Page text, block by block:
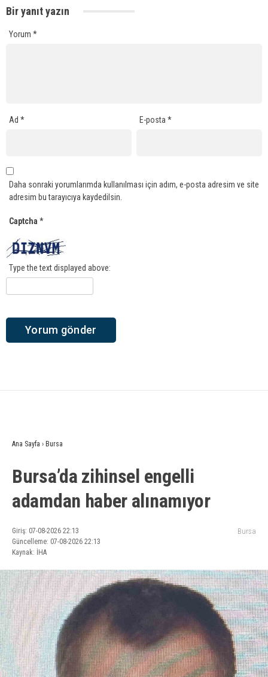
Bir yanıt yazın
Yorum *
Ad * E-posta*
Daha sonraki yorumlarımda kullanılması için adım, e-posta adresim ve site
adresim bu tarayıcıya kaydedilsin.
Captcha *
Type the text displayed above:
Ana Sayfa › Bursa
Bursa’da zihinsel engelli
adamdan haber alınamıyor
Giriş: 07-08-2026 22:13
Güncelleme: 07-08-2026 22:13
Kaynak: İHA
Bursa